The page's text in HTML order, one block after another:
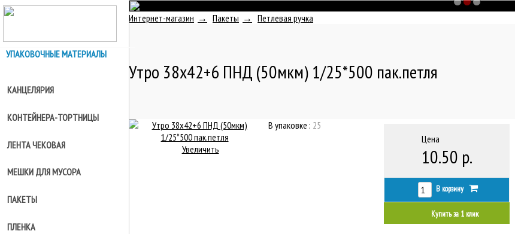
г. Тюмень
Наш номер:
+7(3452)49-52-99
УПАКОВОЧНЫЕ МАТЕРИАЛЫ
КАНЦЕЛЯРИЯ
КОНТЕЙНЕРА-ТОРТНИЦЫ
ЛЕНТА ЧЕКОВАЯ
МЕШКИ ДЛЯ МУСОРА
ПАКЕТЫ
ПЛЕНКА
Интернет-магазин Пакеты Петлевая ручка
Утро 38х42+6 ПНД (50мкм) 1/25*500 пак.петля
Увеличить
В упаковке : 25
Цена
10.50 р.
В корзину
Купить за 1 клик